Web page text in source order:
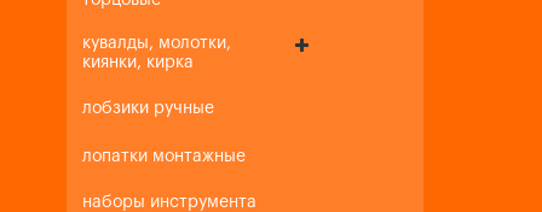
кувалды, молотки,
киянки, кирка
лобзики ручные
лопатки монтажные
наборы инструмента